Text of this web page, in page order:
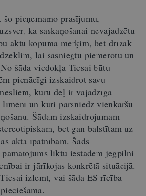
pieņemamo prasījumu,
ka saskaņošanai nevajadzētu
aktu kopuma mērķim, bet drīzāk
lai sasniegtu piemērotu un
šāda viedokļa Tiesai būtu
pienācīgi izskaidrot savu
kuru dēļ ir vajadzīga
līmenī un kuri pārsniedz vienkāršu
Šādam izskaidrojumam
bet gan balstītam uz
akta īpatnībām. Šāds
liktu iestādēm jēgpilni
ir jārīkojas konkrētā situācijā.
izlemt, vai šāda ES rīcība